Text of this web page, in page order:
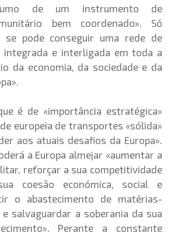
de um instrumento de
bem coordenado». Só
se pode conseguir uma rede de
integrada e interligada em toda a
da economia, da sociedade e da
é de «importância estratégica»
europeia de transportes «sólida»
aos atuais desafios da Europa».
a Europa almejar «aumentar a
reforçar a sua competitividade
coesão económica, social e
o abastecimento de matérias-
salvaguardar a soberania da sua
Perante a constante